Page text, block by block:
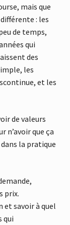
mais que
: les
de temps,
qui
des
les
et les
de valeurs
n’avoir que ça
la pratique
prix.
et savoir à quel
qui